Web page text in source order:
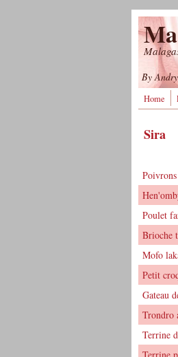
By
Home
Sira
Poulet
Brioche
Mofo
Petit
Gateau
Trondro
Terrine